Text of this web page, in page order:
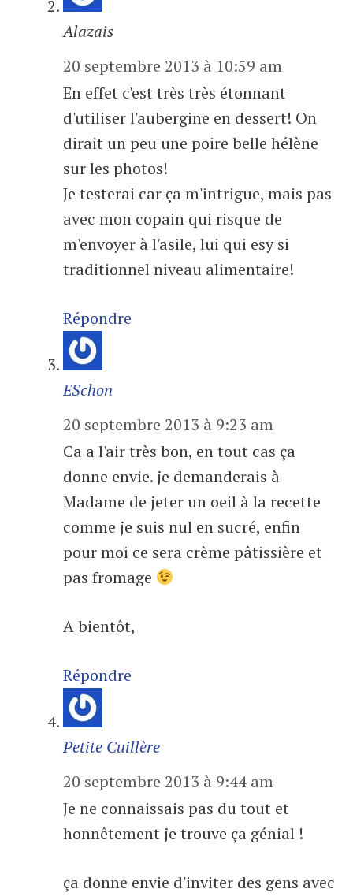
Alazais
20 septembre 2013 à 10:59 am
En effet c'est très très étonnant
d'utiliser l'aubergine en dessert! On
dirait un peu une poire belle hélène
sur les photos!
Je testerai car ça m'intrigue, mais pas
avec mon copain qui risque de
m'envoyer à l'asile, lui qui esy si
traditionnel niveau alimentaire!
Répondre
ESchon
20 septembre 2013 à 9:23 am
Ca a l'air très bon, en tout cas ça
donne envie. je demanderais à
Madame de jeter un oeil à la recette
comme je suis nul en sucré, enfin
pour moi ce sera crème pâtissière et
pas fromage
A bientôt,
Répondre
Petite Cuillère
20 septembre 2013 à 9:44 am
Je ne connaissais pas du tout et
honnêtement je trouve ça génial !
ça donne envie d'inviter des gens avec